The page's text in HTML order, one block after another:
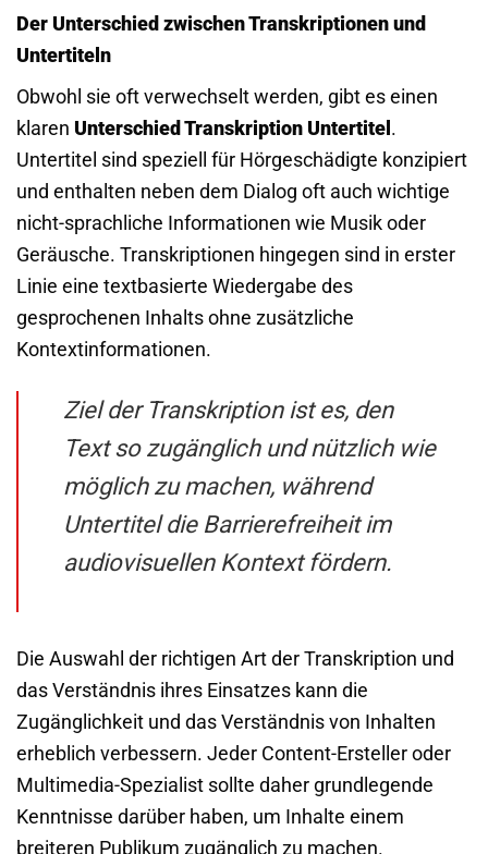
Der Unterschied zwischen Transkriptionen und
Untertiteln
Obwohl sie oft verwechselt werden, gibt es einen
klaren Unterschied Transkription Untertitel.
Untertitel sind speziell für Hörgeschädigte konzipiert
und enthalten neben dem Dialog oft auch wichtige
nicht-sprachliche Informationen wie Musik oder
Geräusche. Transkriptionen hingegen sind in erster
Linie eine textbasierte Wiedergabe des
gesprochenen Inhalts ohne zusätzliche
Kontextinformationen.
Ziel der Transkription ist es, den
Text so zugänglich und nützlich wie
möglich zu machen, während
Untertitel die Barrierefreiheit im
audiovisuellen Kontext fördern.
Die Auswahl der richtigen Art der Transkription und
das Verständnis ihres Einsatzes kann die
Zugänglichkeit und das Verständnis von Inhalten
erheblich verbessern. Jeder Content-Ersteller oder
Multimedia-Spezialist sollte daher grundlegende
Kenntnisse darüber haben, um Inhalte einem
breiteren Publikum zugänglich zu machen.